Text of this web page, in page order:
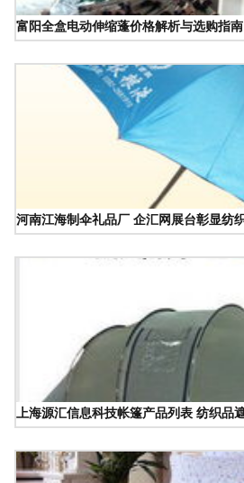
富阳全盒电动伸缩蓬价格解析与选购指南
河南江海制伞礼品厂 企汇网展台彰显纺
上海源汇信息科技帐篷产品列表 纺织品